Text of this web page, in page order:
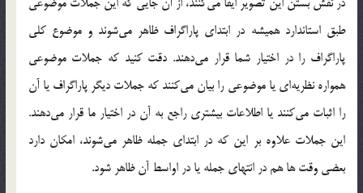
طبق استاندارد هميشه در ابتداي پاراگراف ظاهر مي‌شوند و موضوع كلي
پاراگراف را در اختيار شما قرار مي‌دهند. دقت كنيد كه جملات موضوعي
همواره نظريه‌اي يا موضوعي را بيان مي‌كنند كه جملات ديگر پاراگراف يا آن
را اثبات مي‌كنند يا اطلاعات بيشتري راجع به آن در اختيار ما قرار مي‌دهند.
اين جملات علاوه بر اين كه در ابتداي جمله ظاهر مي‌شوند، امكان دارد
بعضي وقت ها هم در انتهاي جمله يا در اواسط آن ظاهر شود.